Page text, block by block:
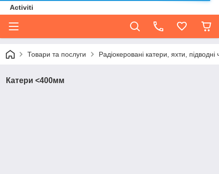
Activiti
Товари та послуги Радіокеровані катери, яхти,
Катери <400мм